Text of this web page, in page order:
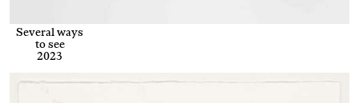
Several ways
to see
2023